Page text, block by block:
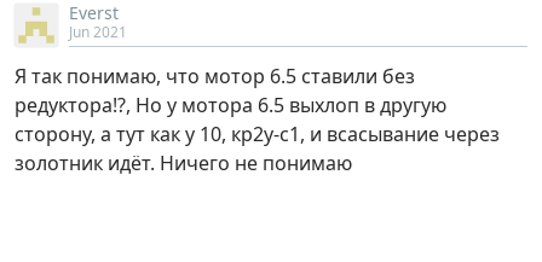
Everst
Jun 2021
Я так понимаю, что мотор 6.5 ставили без
редуктора!?, Но у мотора 6.5 выхлоп в другую
сторону, а тут как у 10, кр2у-с1, и всасывание через
золотник идёт. Ничего не понимаю